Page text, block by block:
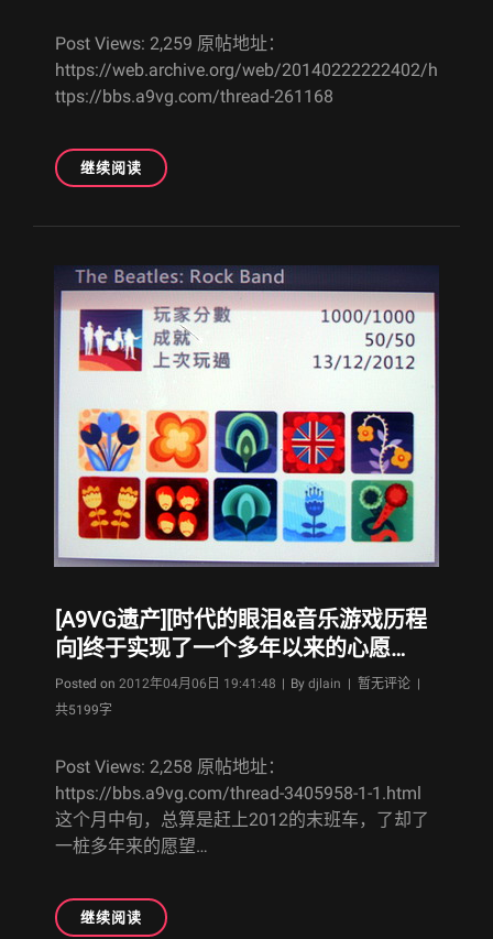
《RETRO/GRADE》
(附
个
视
频)
Post Views: 2,259 原帖地址：
https://web.archive.org/web/20140222222402/h
ttps://bbs.a9vg.com/thread-261168
继续阅读[A9VG
遗
新
DLC2
心
得)
白
神
作
《突
击
枪
手
–
GUNNERS》
重
点
奖
[A9VG遗产][时代的眼泪&音乐游戏历程
向]终于实现了一个多年以来的心愿…
Posted on 2012年04月06日 19:41:48 | By Byline
djlain | 暂无评论 |
共5199字
Post Views: 2,258 原帖地址：
https://bbs.a9vg.com/thread-3405958-1-1.html
这个月中旬，总算是赶上2012的末班车，了却了
一桩多年来的愿望…
继续阅读[A9VG